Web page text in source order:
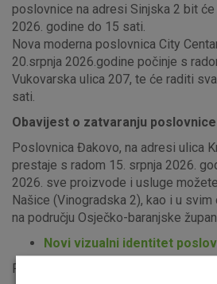
poslovnice na adresi Sinjska 2 bit će
2026. godine do 15 sati.
Nova moderna poslovnica City
20.srpnja 2026.godine počinje s
Vukovarska ulica 207, te će raditi
sati.
Obavijest o zatvaranju
Poslovnica Đakovo, na adresi ulica
prestaje s radom 15. srpnja 2026.
2026. sve proizvode i usluge
Našice (Vinogradska 2), kao i u
na području Osječko-baranjske
Novi vizualni identitet
Popis uplatno-isplatnih bankomata